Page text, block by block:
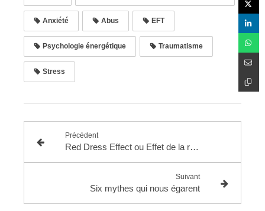
Anxiété Abus EFT
Psychologie énergétique Traumatisme
Stress
Précédent
Red Dress Effect ou Effet de la robe rouge
Suivant
Six mythes qui nous égarent